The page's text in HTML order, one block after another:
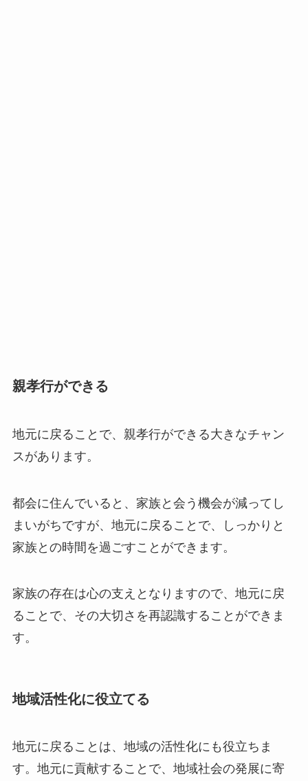
親孝行ができる
地元に戻ることで、親孝行ができる大きなチャン
スがあります。
都会に住んでいると、家族と会う機会が減ってし
まいがちですが、地元に戻ることで、しっかりと
家族との時間を過ごすことができます。
家族の存在は心の支えとなりますので、地元に戻
ることで、その大切さを再認識することができま
す。
地域活性化に役立てる
地元に戻ることは、地域の活性化にも役立ちま
す。地元に貢献することで、地域社会の発展に寄